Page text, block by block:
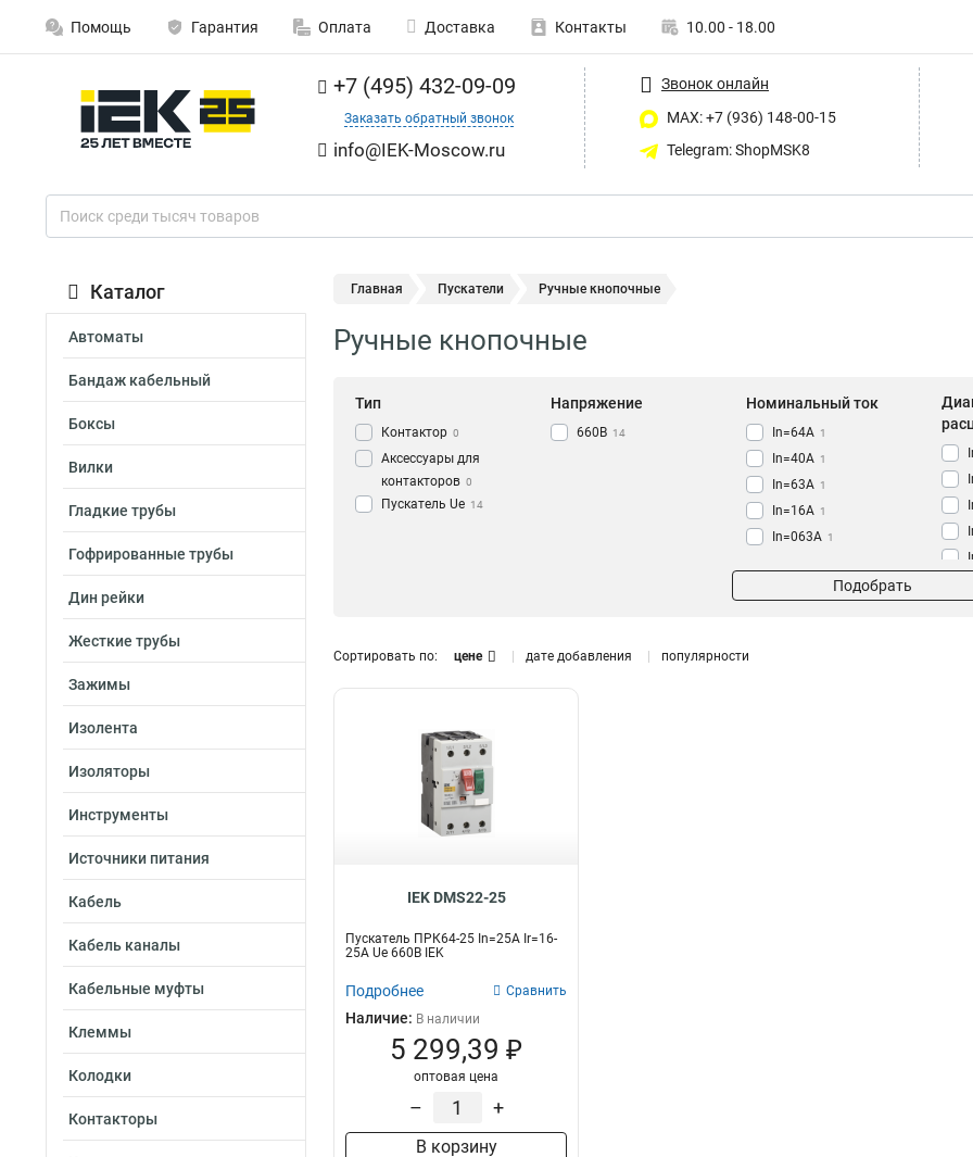
Помощь Гарантия Оплата Доставка Контакты 10.00 - 18.00
+7 (495) 432-09-09
Заказать обратный звонок
info@IEK-Moscow.ru
Звонок онлайн
MAX: +7 (936) 148-00-15
Telegram: ShopMSK8
Каталог
Автоматы
Бандаж кабельный
Боксы
Вилки
Гладкие трубы
Гофрированные трубы
Дин рейки
Жесткие трубы
Зажимы
Изолента
Изоляторы
Инструменты
Источники питания
Кабель
Кабель каналы
Кабельные муфты
Клеммы
Колодки
Контакторы
Главная Пускатели Ручные кнопочные
Ручные кнопочные
Тип
Контактор 0
Аксессуары для
контакторов 0
Пускатель Ue 14
Напряжение
660В 14
Номинальный ток
In=64A 1
In=40A 1
In=63A 1
In=16A 1
In=063A 1
Подобрать
Сортировать по: цене дате добавления популярности
IEK DMS22-25
Пускатель ПРК64-25 In=25A Ir=16-
25A Ue 660В IEK
Подробнее Сравнить
Наличие: В наличии
5 299,39 ₽
оптовая цена
– +
В корзину